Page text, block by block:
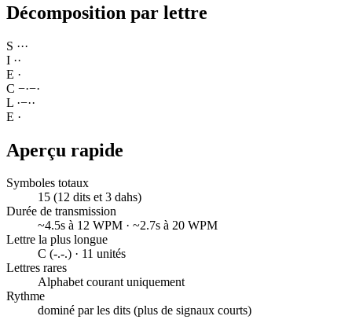
Décomposition par lettre
S ···
I ··
E ·
C −·−·
L ·−··
E ·
Aperçu rapide
Symboles totaux
15 (12 dits et 3 dahs)
Durée de transmission
~4.5s à 12 WPM · ~2.7s à 20 WPM
Lettre la plus longue
C (-.-.) · 11 unités
Lettres rares
Alphabet courant uniquement
Rythme
dominé par les dits (plus de signaux courts)